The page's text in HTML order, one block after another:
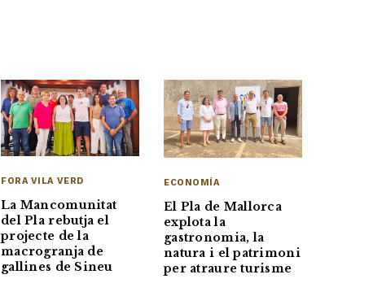
FORA VILA VERD
La Mancomunitat
del Pla rebutja el
projecte de la
macrogranja de
gallines de Sineu
ECONOMÍA
El Pla de Mallorca
explota la
gastronomia, la
natura i el patrimoni
per atraure turisme